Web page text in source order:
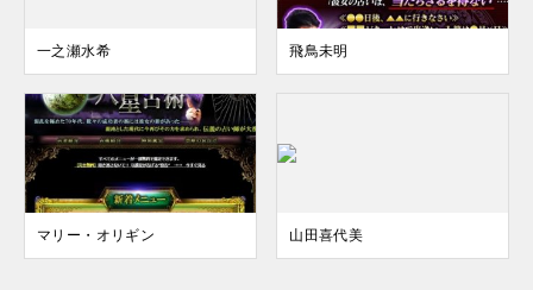
一之瀬水希 飛鳥未明
マリー・オリギン 山田喜代美